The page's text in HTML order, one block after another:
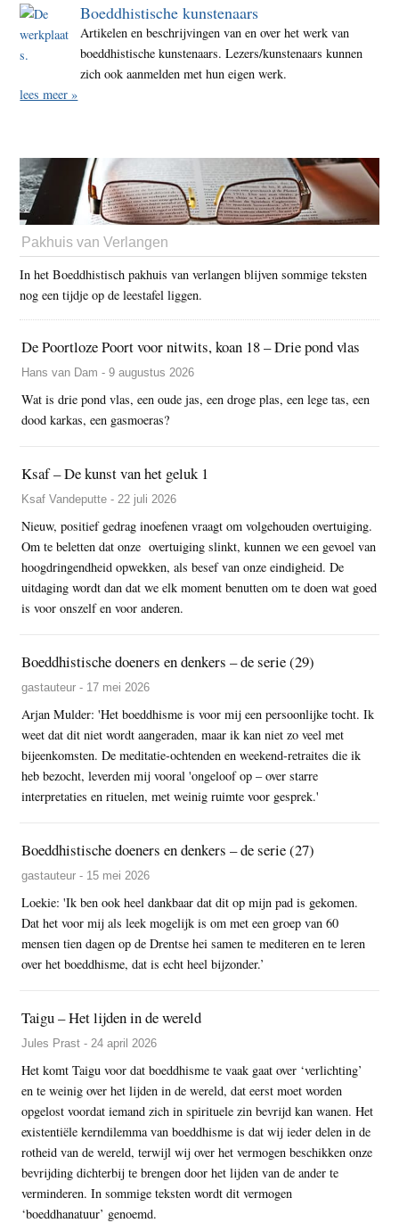
Boeddhistische kunstenaars
Artikelen en beschrijvingen van en over het werk van
boeddhistische kunstenaars. Lezers/kunstenaars kunnen
zich ook aanmelden met hun eigen werk.
lees meer »
Pakhuis van Verlangen
In het Boeddhistisch pakhuis van verlangen blijven sommige teksten
nog een tijdje op de leestafel liggen.
De Poortloze Poort voor nitwits, koan 18 – Drie pond vlas
Hans van Dam - 9 augustus 2026
Wat is drie pond vlas, een oude jas, een droge plas, een lege tas, een
dood karkas, een gasmoeras?
Ksaf – De kunst van het geluk 1
Ksaf Vandeputte - 22 juli 2026
Nieuw, positief gedrag inoefenen vraagt om volgehouden overtuiging.
Om te beletten dat onze overtuiging slinkt, kunnen we een gevoel van
hoogdringendheid opwekken, als besef van onze eindigheid. De
uitdaging wordt dan dat we elk moment benutten om te doen wat goed
is voor onszelf en voor anderen.
Boeddhistische doeners en denkers – de serie (29)
gastauteur - 17 mei 2026
Arjan Mulder: 'Het boeddhisme is voor mij een persoonlijke tocht. Ik
weet dat dit niet wordt aangeraden, maar ik kan niet zo veel met
bijeenkomsten. De meditatie-ochtenden en weekend-retraites die ik
heb bezocht, leverden mij vooral 'ongeloof op – over starre
interpretaties en rituelen, met weinig ruimte voor gesprek.'
Boeddhistische doeners en denkers – de serie (27)
gastauteur - 15 mei 2026
Loekie: 'Ik ben ook heel dankbaar dat dit op mijn pad is gekomen.
Dat het voor mij als leek mogelijk is om met een groep van 60
mensen tien dagen op de Drentse hei samen te mediteren en te leren
over het boeddhisme, dat is echt heel bijzonder.’
Taigu – Het lijden in de wereld
Jules Prast - 24 april 2026
Het komt Taigu voor dat boeddhisme te vaak gaat over ‘verlichting’
en te weinig over het lijden in de wereld, dat eerst moet worden
opgelost voordat iemand zich in spirituele zin bevrijd kan wanen. Het
existentiële kerndilemma van boeddhisme is dat wij ieder delen in de
rotheid van de wereld, terwijl wij over het vermogen beschikken onze
bevrijding dichterbij te brengen door het lijden van de ander te
verminderen. In sommige teksten wordt dit vermogen
‘boeddhanatuur’ genoemd.